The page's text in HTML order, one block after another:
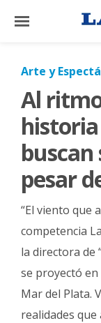
×
El
País
El
Mundo
La
Cultura
Tecnología
Gastronomía
Arte y
Al
pesar
“El viento que
competencia
la directora de
se proyectó en
Mar del Plata.
realidades